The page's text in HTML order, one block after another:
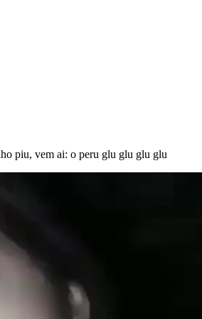
piu, vem ai: o peru glu glu glu glu